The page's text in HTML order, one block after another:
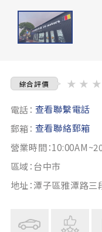
綜合評價 ★ ★ ★
電話： 查看聯繫電話
郵箱： 查看聯絡郵箱
營業時間：
區域：台中市
地址：潭子區雅潭路三